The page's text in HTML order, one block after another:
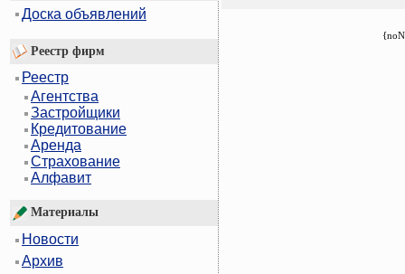
Доска объявлений
Реестр фирм
Реестр
Агентства
Застройщики
Кредитование
Аренда
Страхование
Алфавит
Материалы
Новости
Архив